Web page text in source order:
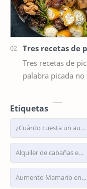
Tres recetas de
Tres recetas de picadas
palabra picada no necesita explicación: todos sabemos
Etiquetas
¿Cuánto cuesta un aumento mamario en Argentina 2025?
Alquiler de cabañas en Villa Traful
Aumento Mamario en Buenos Aires